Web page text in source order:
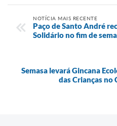
NOTÍCIA MAIS RECENTE
Paço de Santo André
Solidário no fim de
Semasa levará Gincana
das Crianças no